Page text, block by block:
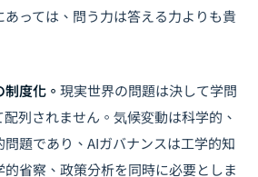
っては、問う力は答える力よりも貴
度化。 現実世界の問題は決して学問
列されません。気候変動は科学的、
題であり、 AIガバナンスは工学的知
省察、政策分析を同時に必要としま